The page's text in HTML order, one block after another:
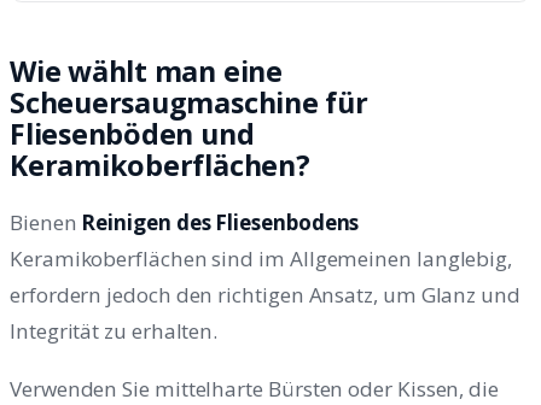
Wie wählt man eine
Scheuersaugmaschine für
Fliesenböden und
Keramikoberflächen?
Bienen Reinigen des Fliesenbodens
Keramikoberflächen sind im Allgemeinen langlebig,
erfordern jedoch den richtigen Ansatz, um Glanz und
Integrität zu erhalten.
Verwenden Sie mittelharte Bürsten oder Kissen, die